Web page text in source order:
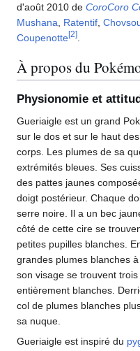
d'août 2010 de CoroCoro
Mushana
Ratentif
Coupenotte[2]
À propos du
Physionomie et
Gueriaigle est un grand
sur le dos et sur le haut
corps. Les plumes de sa
extrémités bleues. Ses
des pattes jaunes
doigt postérieur. Chaque
serre noire. Il a un bec
côté de cette cire se
petites pupilles blanches.
grandes plumes blanches
son visage se trouvent
entièrement blanches.
col de plumes blanches
sa nuque.
Gueriaigle est inspiré du